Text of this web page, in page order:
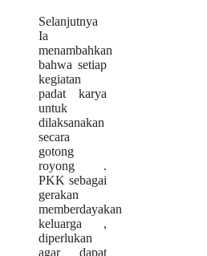
Selanjutnya
Ia
menambahkan
bahwa setiap
kegiatan
padat karya
untuk
dilaksanakan
secara
gotong
royong .
PKK sebagai
gerakan
memberdayakan
keluarga ,
diperlukan
agar dapat